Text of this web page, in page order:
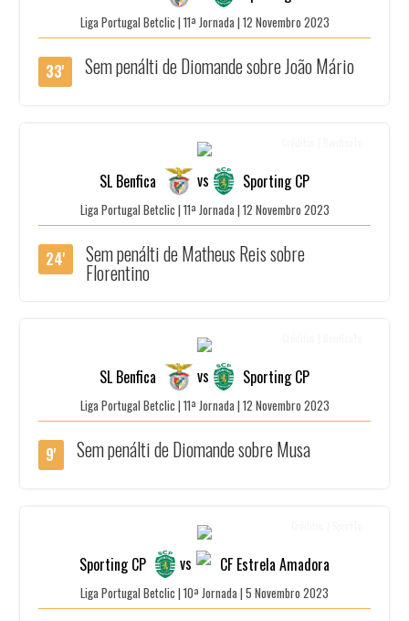
Liga Portugal Betclic | 11ª Jornada | 12 Novembro 2023
33' Sem penálti de Diomande sobre João Mário
SL Benfica vs Sporting CP
Liga Portugal Betclic | 11ª Jornada | 12 Novembro 2023
24' Sem penálti de Matheus Reis sobre
Florentino
SL Benfica vs Sporting CP
Liga Portugal Betclic | 11ª Jornada | 12 Novembro 2023
9' Sem penálti de Diomande sobre Musa
Sporting CP vs CF Estrela Amadora
Liga Portugal Betclic | 10ª Jornada | 5 Novembro 2023